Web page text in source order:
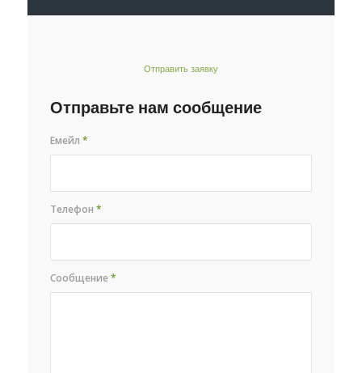
Отправить заявку
Отправьте нам сообщение
Емейл*
Телефон*
Сообщение*